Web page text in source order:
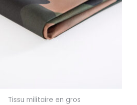
Tissu militaire en gros